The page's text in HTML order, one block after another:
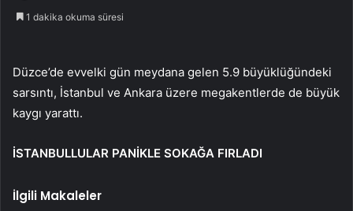
1 dakika okuma süresi
Düzce’de evvelki gün meydana gelen 5.9 büyüklüğündeki
sarsıntı, İstanbul ve Ankara üzere megakentlerde de büyük
kaygı yarattı.
İSTANBULLULAR PANİKLE SOKAĞA FIRLADI
İlgili Makaleler